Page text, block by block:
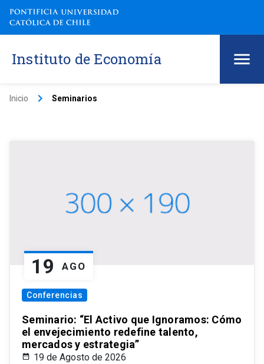
Instituto de Economía
Inicio keyboard_arrow_right Seminarios
19 AGO
Conferencias
Seminario: “El Activo que Ignoramos: Cómo
el envejecimiento redefine talento,
mercados y estrategia”
19 de Agosto de 2026